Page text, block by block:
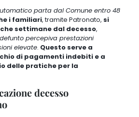
parta dal Comune entro 48
i familiari, tramite Patronato, si
settimane dal decesso,
percepiva prestazioni
elevate. Questo serve a
di pagamenti indebiti e a
delle pratiche per la
decesso